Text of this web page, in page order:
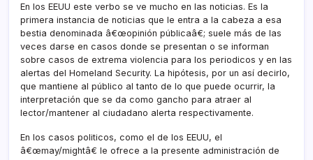
En los EEUU este verbo se ve mucho en las noticias. Es la
primera instancia de noticias que le entra a la cabeza a esa
bestia denominada â€œopinión públicaâ€; suele más de las
veces darse en casos donde se presentan o se informan
sobre casos de extrema violencia para los periodicos y en las
alertas del Homeland Security. La hipótesis, por un así­ decirlo,
que mantiene al público al tanto de lo que puede ocurrir, la
interpretación que se da como gancho para atraer al
lector/mantener al ciudadano alerta respectivamente.
En los casos politicos, como el de los EEUU, el
â€œmay/mightâ€ le ofrece a la presente administración de